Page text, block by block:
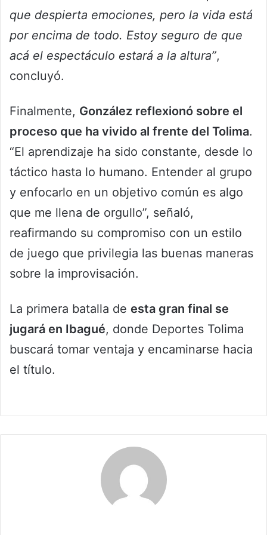
que despierta emociones, pero la vida está
por encima de todo. Estoy seguro de que
acá el espectáculo estará a la altura”,
concluyó.
Finalmente, González reflexionó sobre el
proceso que ha vivido al frente del Tolima.
“El aprendizaje ha sido constante, desde lo
táctico hasta lo humano. Entender al grupo
y enfocarlo en un objetivo común es algo
que me llena de orgullo”, señaló,
reafirmando su compromiso con un estilo
de juego que privilegia las buenas maneras
sobre la improvisación.
La primera batalla de esta gran final se
jugará en Ibagué, donde Deportes Tolima
buscará tomar ventaja y encaminarse hacia
el título.